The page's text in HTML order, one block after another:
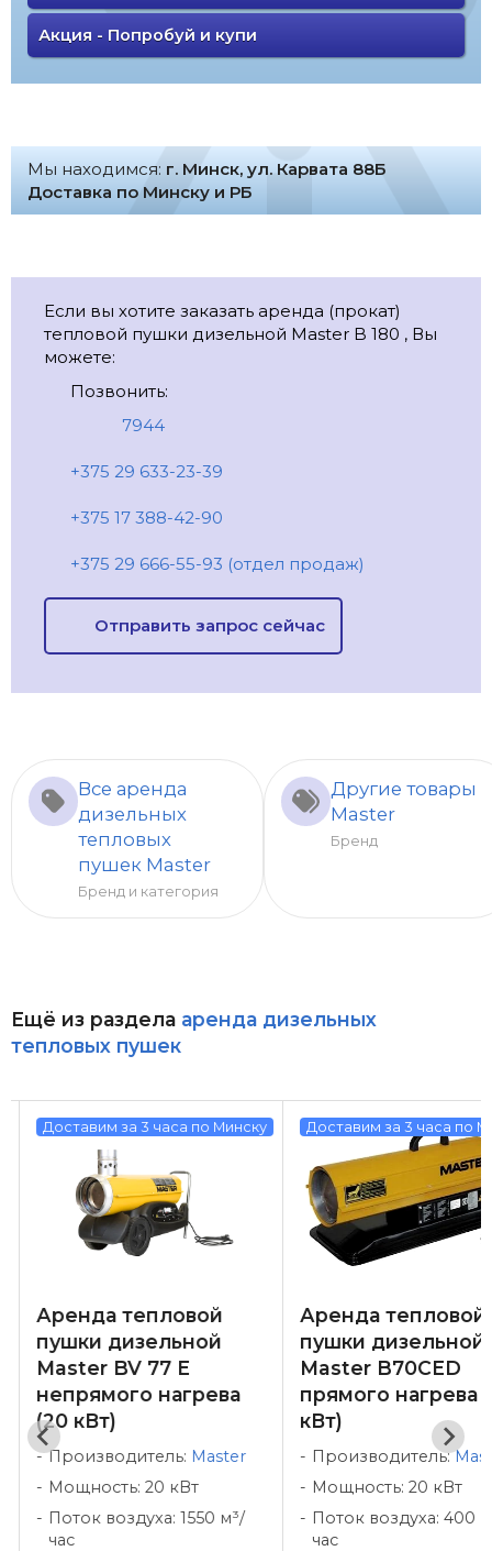
Акция - Попробуй и купи
Мы находимся: г. Минск, ул. Карвата 88Б
Доставка по Минску и РБ
Если вы хотите заказать аренда (прокат)
тепловой пушки дизельной Master B 180 , Вы
можете:
Позвонить:
7944
+375 29 633-23-39
+375 17 388-42-90
+375 29 666-55-93 (отдел продаж)
Отправить запрос сейчас
Все аренда
дизельных
тепловых
пушек Master
Бренд и категория
Другие товары
Master
Бренд
Ещё из раздела аренда дизельных
тепловых пушек
Доставим за 3 часа по Минску
Аренда тепловой
пушки дизельной
Master BV 77 E
непрямого нагрева
(20 кВт)
Производитель: Master
Мощность: 20 кВт
Поток воздуха: 1550 м³/
час
Доставим за 3 часа по
Аренда тепловой
пушки дизельной
Master B70CED
прямого нагрева
кВт)
Производитель:
Мощность: 20 кВт
Поток воздуха: 400
час